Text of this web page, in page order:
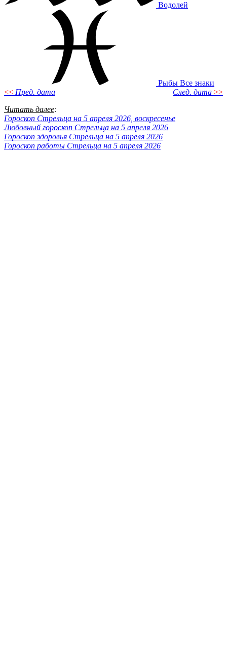
Водолей
Рыбы Все знаки
<< Пред. дата След. дата >>
Читать далее:
Гороскоп Стрельца на 5 апреля 2026, воскресенье
Любовный гороскоп Стрельца на 5 апреля 2026
Гороскоп здоровья Стрельца на 5 апреля 2026
Гороскоп работы Стрельца на 5 апреля 2026